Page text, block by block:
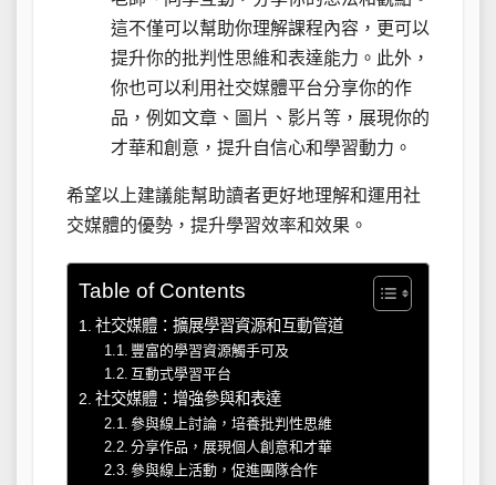
這不僅可以幫助你理解課程內容，更可以
提升你的批判性思維和表達能力。此外，
你也可以利用社交媒體平台分享你的作
品，例如文章、圖片、影片等，展現你的
才華和創意，提升自信心和學習動力。
希望以上建議能幫助讀者更好地理解和運用社
交媒體的優勢，提升學習效率和效果。
Table of Contents
社交媒體：擴展學習資源和互動管道
豐富的學習資源觸手可及
互動式學習平台
社交媒體：增強參與和表達
參與線上討論，培養批判性思維
分享作品，展現個人創意和才華
參與線上活動，促進團隊合作